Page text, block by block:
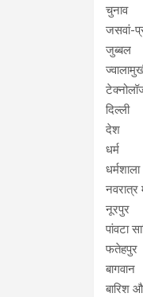
चुनाव
जसवां-
जुब्बल
दिल्ली
देश
धर्म
धर्मशाला
नवरात्र
नूरपुर
पांवटा
फतेहपुर
बागवान
बारिश